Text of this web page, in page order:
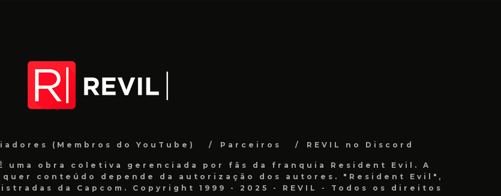
(Membros do YouTube) Parceiros REVIL no Discord
uma obra coletiva gerenciada por fãs da franquia Resident Evil. A
conteúdo depende da autorização dos autores. "Resident Evil",
da Capcom. Copyright 1999 - 2025 - REVIL - Todos os direitos